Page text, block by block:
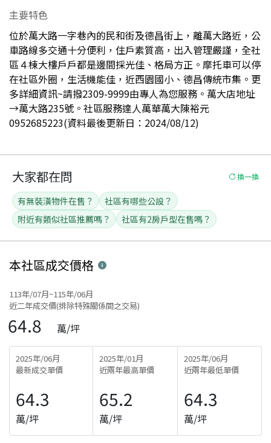
主要特色
位於萬大路一字巷內的民和街及德昌街上，離萬大路近，公
車路線多交通十分便利，住戶素質高，出入管理嚴謹，全社
區４棟大樓戶戶都是邊間採光佳、格局方正。摩托車可以停
在社區外圈，生活機能佳，近西園國小、德昌傳統市集。更
多詳細資訊~請撥2309-9999由專人為您服務。萬大店地址
→萬大路235號。社區服務達人萬華萬大陳裕元
0952685223(資料最後更新日：2024/08/12)
大家都在問 換一換
有無裝潢物件在售？
社區有哪些公設？
附近有類似社區推薦嗎？
社區有2房戶型在售嗎？
本社區成交價格
113年/07月~115年/06月
近二年成交價(排除特殊關係間之交易)
64.8 萬/坪
2025年/06月
最新成交單價
64.3
萬/坪
2025年/01月
近兩年最高單價
65.2
萬/坪
2025年/06月
近兩年最低單價
64.3
萬/坪